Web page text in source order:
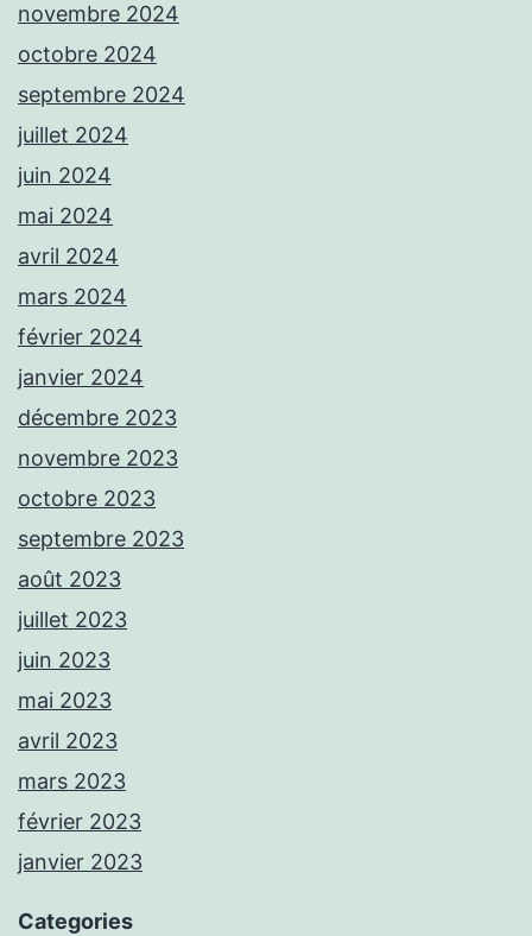
novembre 2024
octobre 2024
septembre 2024
juillet 2024
juin 2024
mai 2024
avril 2024
mars 2024
février 2024
janvier 2024
décembre 2023
novembre 2023
octobre 2023
septembre 2023
août 2023
juillet 2023
juin 2023
mai 2023
avril 2023
mars 2023
février 2023
janvier 2023
Categories